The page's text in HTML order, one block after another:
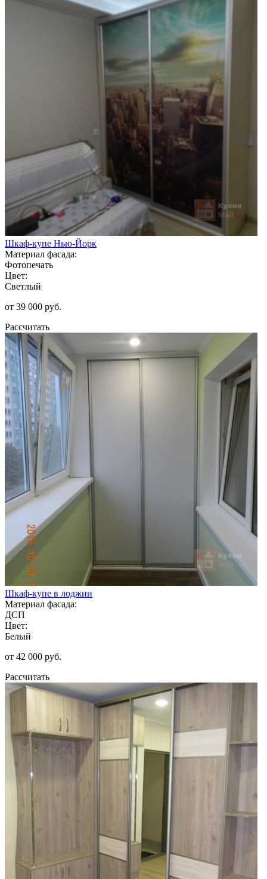
Шкаф-купе Нью-Йорк
Материал фасада:
Фотопечать
Цвет:
Светлый
от 39 000 руб.
Рассчитать
Шкаф-купе в лоджии
Материал фасада:
ДСП
Цвет:
Белый
от 42 000 руб.
Рассчитать